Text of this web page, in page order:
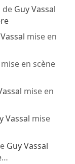
Guy Vassal
mise en
mise en scène
mise en
Vassal mise
Guy Vassal
…